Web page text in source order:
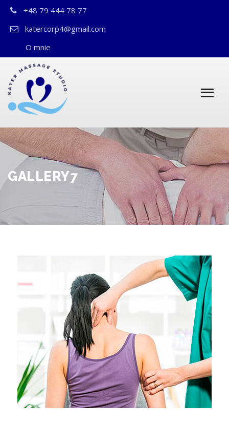
+48 79 444 78 77
katercorp4@gmail.com
O mnie
GALLERY7